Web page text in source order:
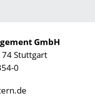
GmbH
Stuttgart
0